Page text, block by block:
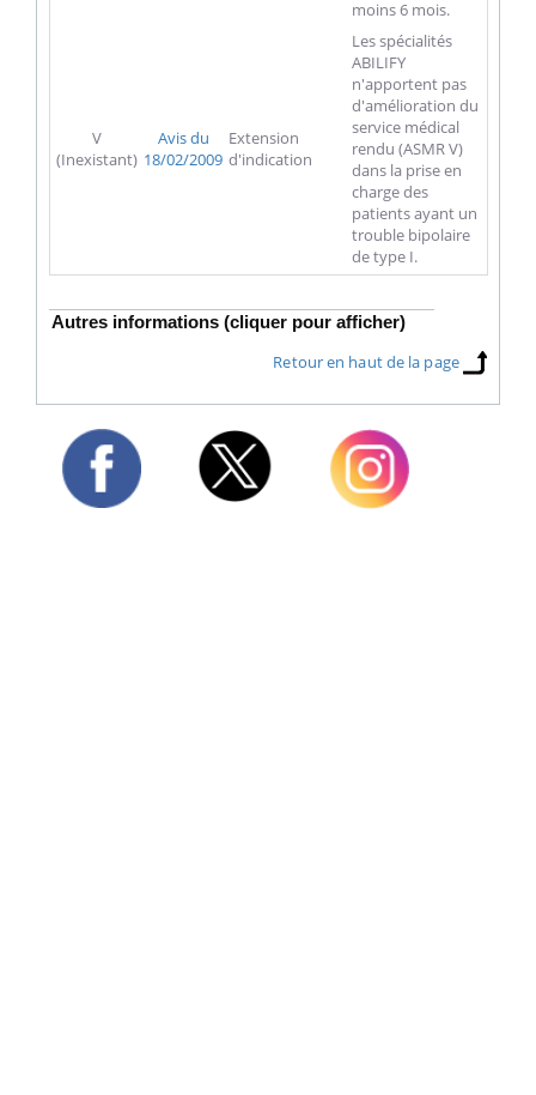
moins 6 mois.
V
(Inexistant)
Avis du
18/02/2009
Extension
d'indication
Les spécialités
ABILIFY
n'apportent pas
d'amélioration du
service médical
rendu (ASMR V)
dans la prise en
charge des
patients ayant un
trouble bipolaire
de type I.
Autres informations (cliquer pour afficher)
Retour en haut de la page